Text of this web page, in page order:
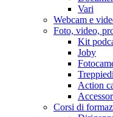
Vari
Webcam e
Foto, video,
Kit
Joby
Action
Corsi di